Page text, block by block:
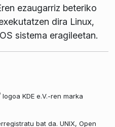
ezaugarriz beteriko
dira Linux,
sistema eragileetan.
logoa KDE e.V.-ren marka
bat da. UNIX, Open